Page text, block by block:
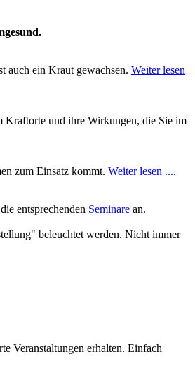
auch ein Kraut gewachsen. Weiter lesen
Kraftorte und ihre Wirkungen, die Sie im
zum Einsatz kommt. Weiter lesen ....
entsprechenden Seminare an.
beleuchtet werden. Nicht immer
Veranstaltungen erhalten. Einfach